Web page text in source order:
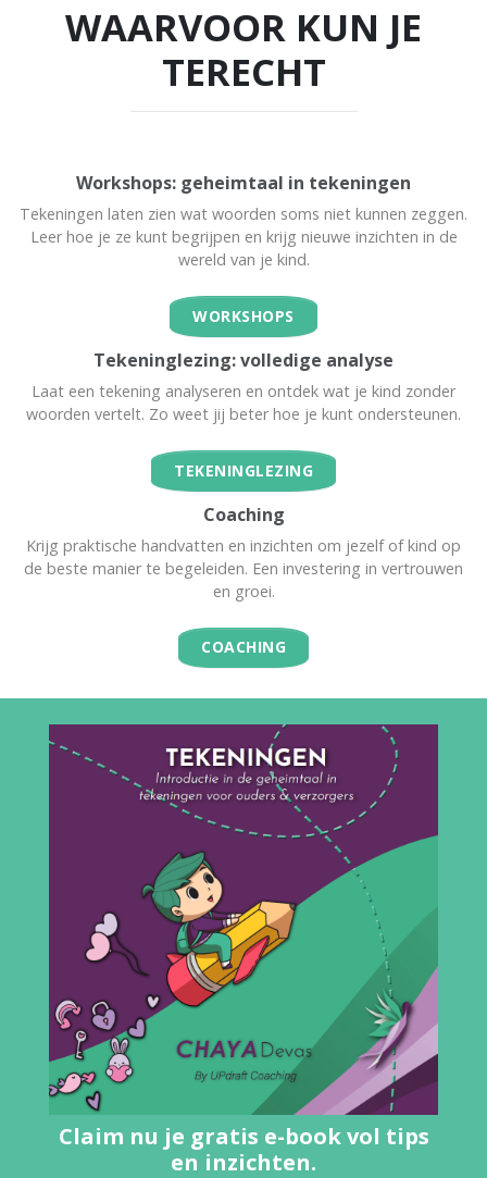
WAARVOOR KUN JE
TERECHT
Workshops: geheimtaal in tekeningen
Tekeningen laten zien wat woorden soms niet kunnen zeggen.
Leer hoe je ze kunt begrijpen en krijg nieuwe inzichten in de
wereld van je kind.
WORKSHOPS
Tekeninglezing: volledige analyse
Laat een tekening analyseren en ontdek wat je kind zonder
woorden vertelt. Zo weet jij beter hoe je kunt ondersteunen.
TEKENINGLEZING
Coaching
Krijg praktische handvatten en inzichten om jezelf of kind op
de beste manier te begeleiden. Een investering in vertrouwen
en groei.
COACHING
Claim nu je gratis e-book vol tips
en inzichten.